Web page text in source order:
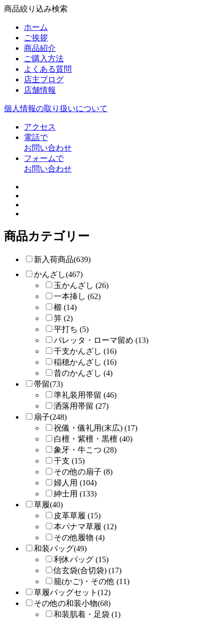
商品絞り込み検索
ホーム
ご挨拶
商品紹介
ご購入方法
よくある質問
店主ブログ
店舗情報
個人情報の取り扱いについて
アクセス
電話で
お問い合わせ
フォームで
お問い合わせ
商品カテゴリー
新入荷商品(639)
かんざし(467)
玉かんざし (26)
一本挿し (62)
櫛 (14)
笄 (2)
平打ち (5)
バレッタ・ローマ留め (13)
干支かんざし (16)
稲穂かんざし (16)
昔のかんざし (4)
帯留(73)
準礼装用帯留 (46)
洒落用帯留 (27)
扇子(248)
祝儀・儀礼用(末広) (17)
白檀・紫檀・黒檀 (40)
象牙・牛こつ (28)
干支 (15)
その他の扇子 (8)
婦人用 (104)
紳士用 (133)
草履(40)
皮革草履 (15)
本パナマ草履 (12)
その他履物 (4)
和装バッグ(49)
利休バッグ (15)
信玄袋(合切袋) (17)
籠(かご)・その他 (11)
草履バッグセット(12)
その他の和装小物(68)
和装肌着・足袋 (1)